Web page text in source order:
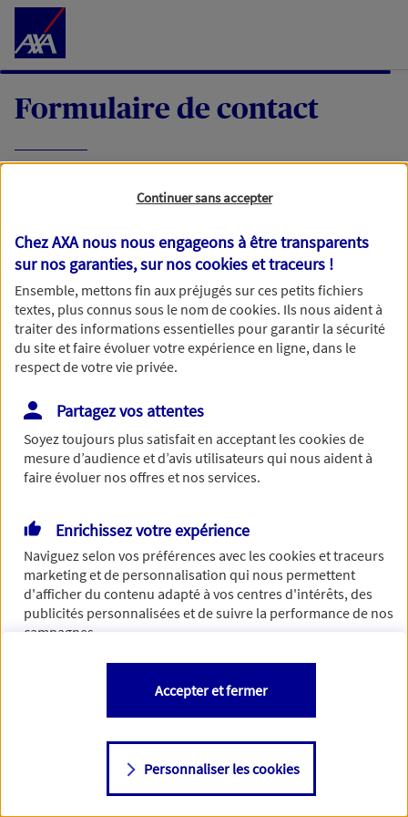
Accéder au Contenu
Formulaire de contact
demande, nous vous répondrons dans les
meilleurs délais par mail ou par téléphone.
Votre message :
Vous disposez de droits sur les informations vous concernant. Pour
plus d’informations,cliquez ici.
Continuer sans accepter
Chez AXA nous nous engageons à être transparents
sur nos garanties, sur noscookies et traceurs !
Ensemble, mettons fin aux préjugés sur ces petits fichiers
textes, plus connus sous le nom decookies. Ils nous aident à
traiter des informations essentielles pour garantir la sécurité
du site et faire évoluer votre expérience en ligne, dans le
respect de votre vie privée.
Partagez vos attentes
Soyez toujours plus satisfait en acceptant lescookiesde
mesure d’audience et d’avis utilisateurs qui nous aident à
faire évoluer nos offres et nos services.
Enrichissez votre expérience
Naviguez selon vos préférences avec lescookies et traceurs
marketing et de personnalisation qui nous permettent
d'afficher du contenu adapté à vos centres d'intérêts, des
publicités personnalisées et de suivre la performance de nos
campagnes.
Vous êtes libre de les accepter, de les refuser comme de
changer d'avis à tout moment en allant sur
Consulter notre politique decookies
Personnaliser les cookies
Accepter et fermer